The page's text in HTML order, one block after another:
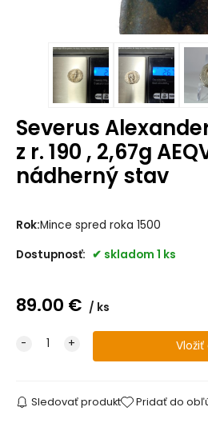
Severus
z r. 190 , 2,67g
nádherný stav
Rok:Mince spred roka 1500
Dostupnosť:
skladom 1 ks
89.00 € ks
Sledovať produkt Pridať do